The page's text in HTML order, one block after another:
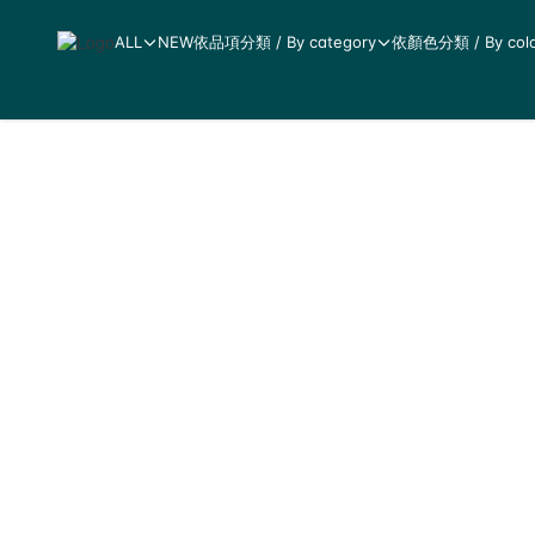
ALL NEW依品項分類 / By category 依顏色分類 / By